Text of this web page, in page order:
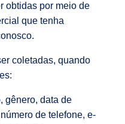
obtidas por meio de
que tenha
coletadas, quando
gênero, data de
de telefone, e-